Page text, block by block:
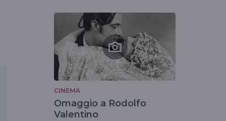
CINEMA
Omaggio a Rodolfo
Valentino